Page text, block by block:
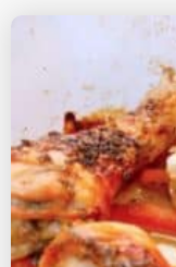
o